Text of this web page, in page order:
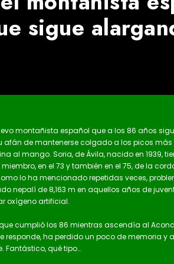
sigue
montañista español que a los 86 años
de mantenerse colgado a los picos más
al mango. Soria, de Ávila, nacido en 1939,
en el 73 y también en el 75, de la
lo ha mencionado repetidas veces,
nepalí de 8,163 m en aquellos años de
oxígeno artificial.
cumplió los 86 mientras ascendía al
ha perdido un poco de memoria y
Fantástico, qué tipo…